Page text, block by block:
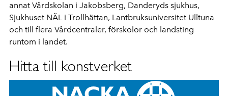
annat Vårdskolan i Jakobsberg, Danderyds sjukhus,
Sjukhuset NÄL i Trollhättan, Lantbruksuniversitet Ulltuna
och till flera Vårdcentraler, förskolor och landsting
runtom i landet.
Hitta till konstverket